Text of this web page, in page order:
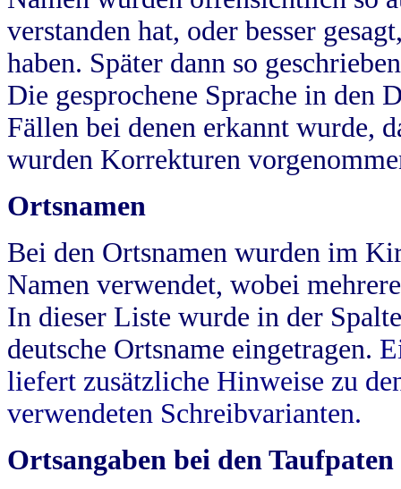
verstanden hat, oder besser
haben. Später dann so
Die gesprochene Sprache in
Fällen bei denen erkannt wurde,
wurden Korrekturen
Ortsnamen
Bei den Ortsnamen wurden im
Namen verwendet, wobei
In dieser Liste wurde in der
deutsche Ortsname eingetragen.
liefert zusätzliche Hinweise zu
verwendeten Schreibvarianten.
Ortsangaben bei den Taufpaten